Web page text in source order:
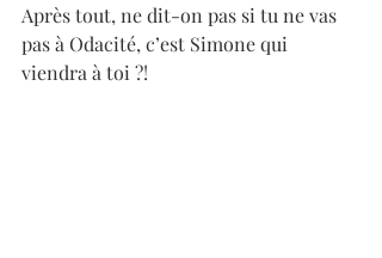
Après tout, ne dit-on pas si tu ne vas
pas à Odacité, c’est Simone qui
viendra à toi ?!